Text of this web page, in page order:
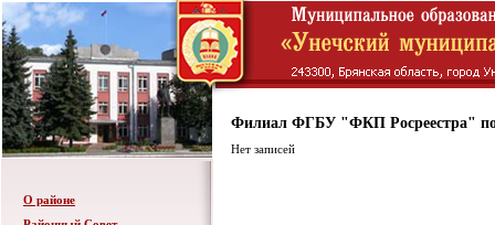
О районе
Филиал ФГБУ "ФКП Росреестра" по
Нет записей